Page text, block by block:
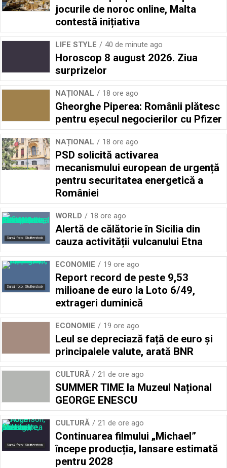
jocurile de noroc online, Malta
contestă inițiativa
LIFE STYLE 40 de minute ago
Horoscop 8 august 2026. Ziua
surprizelor
NAȚIONAL 18 ore ago
Gheorghe Piperea: Românii plătesc
pentru eșecul negocierilor cu Pfizer
NAȚIONAL 18 ore ago
PSD solicită activarea
mecanismului european de urgență
pentru securitatea energetică a
României
Sursă foto: Shutterstock
WORLD 18 ore ago
Alertă de călătorie în Sicilia din
cauza activității vulcanului Etna
Sursă foto: Shutterstock
ECONOMIE 19 ore ago
Report record de peste 9,53
milioane de euro la Loto 6/49,
extrageri duminică
ECONOMIE 19 ore ago
Leul se depreciază față de euro și
principalele valute, arată BNR
CULTURĂ 21 de ore ago
SUMMER TIME la Muzeul Național
GEORGE ENESCU
Sursă foto: Shutterstock
CULTURĂ 21 de ore ago
Continuarea filmului „Michael”
începe producția, lansare estimată
pentru 2028